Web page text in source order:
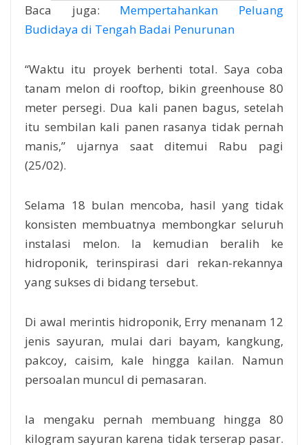
Baca juga: Mempertahankan Peluang
Budidaya di Tengah Badai Penurunan
“Waktu itu proyek berhenti total. Saya coba
tanam melon di rooftop, bikin greenhouse 80
meter persegi. Dua kali panen bagus, setelah
itu sembilan kali panen rasanya tidak pernah
manis,” ujarnya saat ditemui Rabu pagi
(25/02).
Selama 18 bulan mencoba, hasil yang tidak
konsisten membuatnya membongkar seluruh
instalasi melon. Ia kemudian beralih ke
hidroponik, terinspirasi dari rekan-rekannya
yang sukses di bidang tersebut.
Di awal merintis hidroponik, Erry menanam 12
jenis sayuran, mulai dari bayam, kangkung,
pakcoy, caisim, kale hingga kailan. Namun
persoalan muncul di pemasaran.
Ia mengaku pernah membuang hingga 80
kilogram sayuran karena tidak terserap pasar.